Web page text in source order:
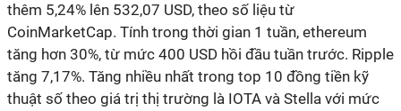
thêm 5,24% lên 532,07 USD, theo số liệu từ
CoinMarketCap. Tính trong thời gian 1 tuần, ethereum
tăng hơn 30%, từ mức 400 USD hồi đầu tuần trước. Ripple
tăng 7,17%. Tăng nhiều nhất trong top 10 đồng tiền kỹ
thuật số theo giá trị thị trường là IOTA và Stella với mức